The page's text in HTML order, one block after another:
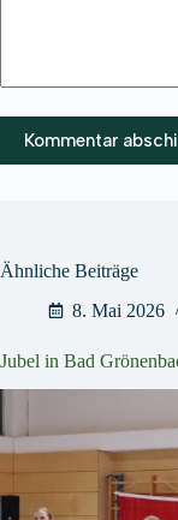
Kommentar
Ähnliche Beiträge
8. Mai 2026
Jubel in Bad